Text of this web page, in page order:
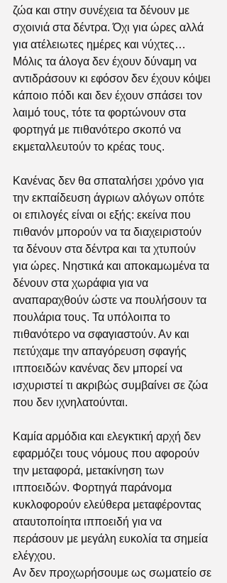
ζώα και στην συνέχεια τα δένουν με
σχοινιά στα δέντρα. Όχι για ώρες αλλά
για ατέλειωτες ημέρες και νύχτες…
Μόλις τα άλογα δεν έχουν δύναμη να
αντιδράσουν κι εφόσον δεν έχουν κόψει
κάποιο πόδι και δεν έχουν σπάσει τον
λαιμό τους, τότε τα φορτώνουν στα
φορτηγά με πιθανότερο σκοπό να
εκμεταλλευτούν το κρέας τους.
Κανένας δεν θα σπαταλήσει χρόνο για
την εκπαίδευση άγριων αλόγων οπότε
οι επιλογές είναι οι εξής: εκείνα που
πιθανόν μπορούν να τα διαχειριστούν
τα δένουν στα δέντρα και τα χτυπούν
για ώρες. Νηστικά και αποκαμωμένα τα
δένουν στα χωράφια για να
αναπαραχθούν ώστε να πουλήσουν τα
πουλάρια τους. Τα υπόλοιπα το
πιθανότερο να σφαγιαστούν. Αν και
πετύχαμε την απαγόρευση σφαγής
ιπποειδών κανένας δεν μπορεί να
ισχυριστεί τι ακριβώς συμβαίνει σε ζώα
που δεν ιχνηλατούνται.
Καμία αρμόδια και ελεγκτική αρχή δεν
εφαρμόζει τους νόμους που αφορούν
την μεταφορά, μετακίνηση των
ιπποειδών. Φορτηγά παράνομα
κυκλοφορούν ελεύθερα μεταφέροντας
αταυτοποίητα ιπποειδή για να
περάσουν με μεγάλη ευκολία τα σημεία
ελέγχου.
Αν δεν προχωρήσουμε ως σωματείο σε